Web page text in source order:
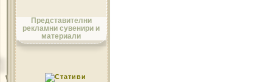
Област Пазарджик
Представителни
рекламни сувенири и
материали